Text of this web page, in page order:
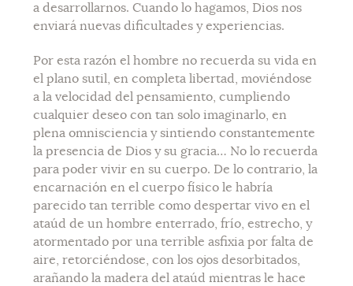
a desarrollarnos. Cuando lo hagamos, Dios nos
enviará nuevas dificultades y experiencias.
Por esta razón el hombre no recuerda su vida en
el plano sutil, en completa libertad, moviéndose
a la velocidad del pensamiento, cumpliendo
cualquier deseo con tan solo imaginarlo, en
plena omnisciencia y sintiendo constantemente
la presencia de Dios y su gracia… No lo recuerda
para poder vivir en su cuerpo. De lo contrario, la
encarnación en el cuerpo físico le habría
parecido tan terrible como despertar vivo en el
ataúd de un hombre enterrado, frío, estrecho, y
atormentado por una terrible asfixia por falta de
aire, retorciéndose, con los ojos desorbitados,
arañando la madera del ataúd mientras le hace